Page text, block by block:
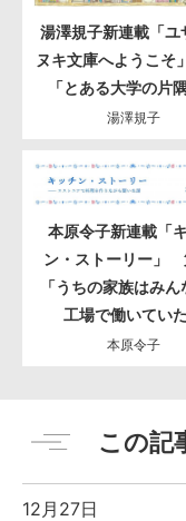
湯澤規子新連載「ユ
ヌキ文庫へようこそ
「とある大学の片
湯澤規子
本原令子新連載「
ン・ストーリー」
「うちの家族はみん
工場で働いていた
本原令子
この記
12月27日